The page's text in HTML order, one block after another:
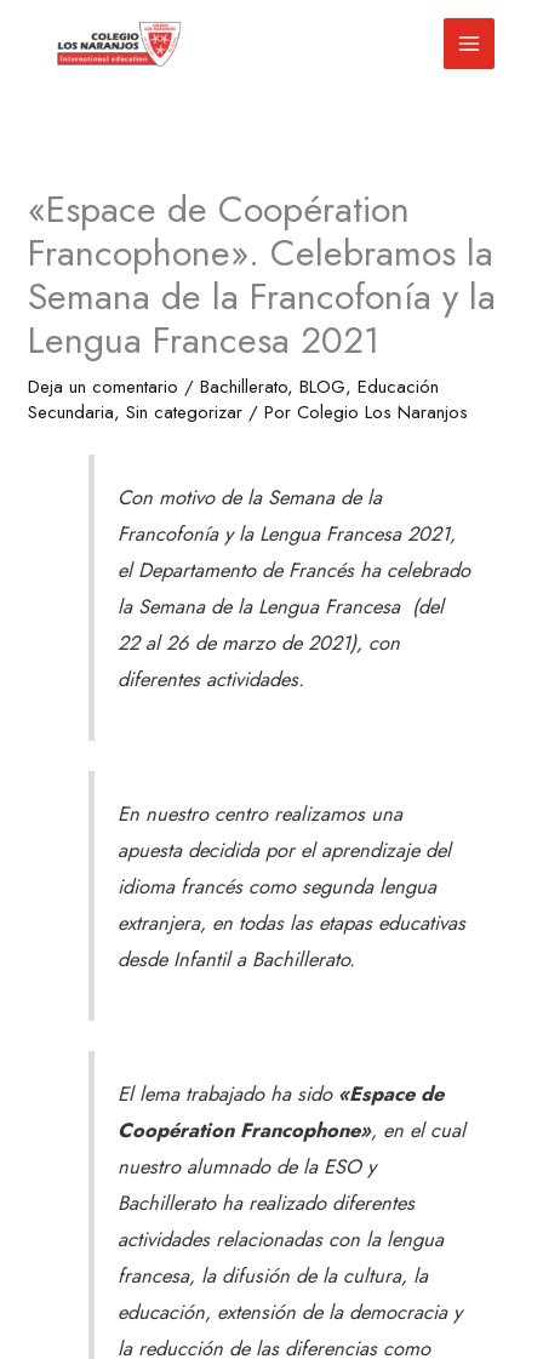
«Espace de Coopération
Francophone». Celebramos la
Semana de la Francofonía y la
Lengua Francesa 2021
Deja un comentario /Bachillerato,BLOG,Educación
Secundaria,Sin categorizar / PorColegio Los Naranjos
Con motivo de la Semana de la
Francofonía y la Lengua Francesa 2021,
el Departamento de Francés ha celebrado
la Semana de la Lengua Francesa (del
22 al 26 de marzo de 2021), con
diferentes actividades.
En nuestro centro realizamos una
apuesta decidida por el aprendizaje del
idioma francés como segunda lengua
extranjera, en todas las etapas educativas
desde Infantil a Bachillerato.
El lema trabajado ha sido «Espace de
Coopération Francophone», en el cual
nuestro alumnado de la ESO y
Bachillerato ha realizado diferentes
actividades relacionadas con la lengua
francesa, la difusión de la cultura, la
educación, extensión de la democracia y
la reducción de las diferencias como